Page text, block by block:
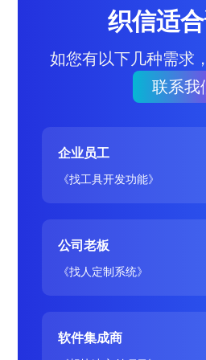
织信适
如您有以下几种需求
联系我
企业员工
《找工具开发功能》
公司老板
《找人定制系统》
软件集成商